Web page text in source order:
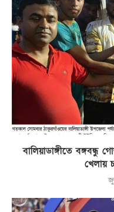
বালিয়াডাঙ্গীতে বঙ্গবন্ধু
খেলায়